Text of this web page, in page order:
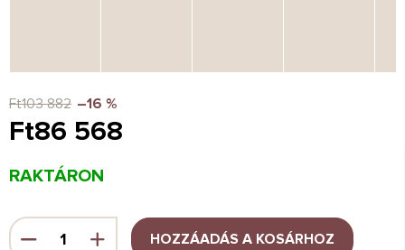
Ft103 882 –16 %
Ft86 568
Egységár:
RAKTÁRON
HOZZÁADÁS A KOSÁRHOZ